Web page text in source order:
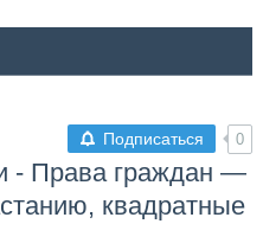
Подписаться 0
- Права граждан —
квадратные